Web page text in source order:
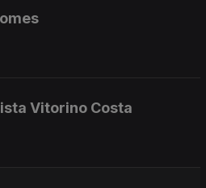
Vitorino Costa